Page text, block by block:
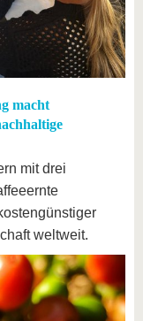
macht
mit drei
weltweit.